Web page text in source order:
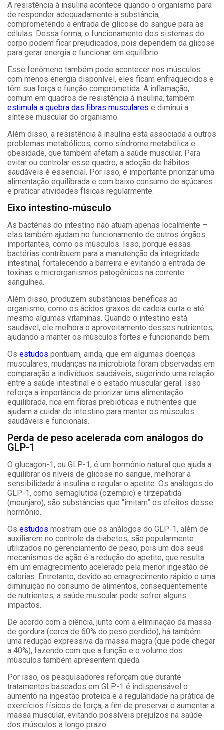
A resistência à insulina acontece quando o organismo para
de responder adequadamente à substância,
comprometendo a entrada de glicose do sangue para as
células. Dessa forma, o funcionamento dos sistemas do
corpo podem ficar prejudicados, pois dependem da glicose
para gerar energia e funcionar em equilíbrio.
Esse fenômeno também pode acontecer nos músculos:
com menos energia disponível, eles ficam enfraquecidos e
têm sua força e função comprometida. A inflamação,
comum em quadros de resistência à insulina, também
estimula a quebra das fibras musculares e diminui a
síntese muscular do organismo.
Além disso, a resistência à insulina está associada a outros
problemas metabólicos, como síndrome metabólica e
obesidade, que também afetam a saúde muscular. Para
evitar ou controlar esse quadro, a adoção de hábitos
saudáveis é essencial. Por isso, é importante priorizar uma
alimentação equilibrada e com baixo consumo de açúcares
e praticar atividades físicas regularmente.
Eixo intestino-músculo
As bactérias do intestino não atuam apenas localmente –
elas também ajudam no funcionamento de outros órgãos
importantes, como os músculos. Isso, porque essas
bactérias contribuem para a manutenção da integridade
intestinal, fortalecendo a barreira e evitando a entrada de
toxinas e microrganismos patogênicos na corrente
sanguínea.
Além disso, produzem substâncias benéficas ao
organismo, como os ácidos graxos de cadeia curta e até
mesmo algumas vitaminas. Quando o intestino está
saudável, ele melhora o aproveitamento desses nutrientes,
ajudando a manter os músculos fortes e funcionando bem.
Os estudos pontuam, ainda, que em algumas doenças
musculares, mudanças na microbiota foram observadas em
comparação a indivíduos saudáveis, sugerindo uma relação
entre a saúde intestinal e o estado muscular geral. Isso
reforça a importância de priorizar uma alimentação
equilibrada, rica em fibras prebióticas e nutrientes que
ajudam a cuidar do intestino para manter os músculos
saudáveis e funcionais.
Perda de peso acelerada com análogos do
GLP-1
O glucagon-1, ou GLP-1, é um hormônio natural que ajuda a
equilibrar os níveis de glicose no sangue, melhorar a
sensibilidade à insulina e regular o apetite. Os análogos do
GLP-1, como semaglutida (ozempic) e tirzepatida
(mounjaro), são substâncias que “imitam” os efeitos desse
hormônio.
Os estudos mostram que os análogos do GLP-1, além de
auxiliarem no controle da diabetes, são popularmente
utilizados no gerenciamento de peso, pois um dos seus
mecanismos de ação é a redução do apetite, que resulta
em um emagrecimento acelerado pela menor ingestão de
calorias. Entretanto, devido ao emagrecimento rápido e uma
diminuição no consumo de alimentos, consequentemente
de nutrientes, a saúde muscular pode sofrer alguns
impactos.
De acordo com a ciência, junto com a eliminação da massa
de gordura (cerca de 60% do peso perdido), há também
uma redução expressiva da massa magra (que pode chegar
a 40%), fazendo com que a função e o volume dos
músculos também apresentem queda.
Por isso, os pesquisadores reforçam que durante
tratamentos baseados em GLP-1 é indispensável o
aumento na ingestão proteica e a regularidade na prática de
exercícios físicos de força, a fim de preservar e aumentar a
massa muscular, evitando possíveis prejuízos na saúde
dos músculos a longo prazo.